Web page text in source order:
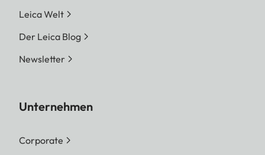
Leica Welt
Der Leica Blog
Newsletter
Unternehmen
Corporate